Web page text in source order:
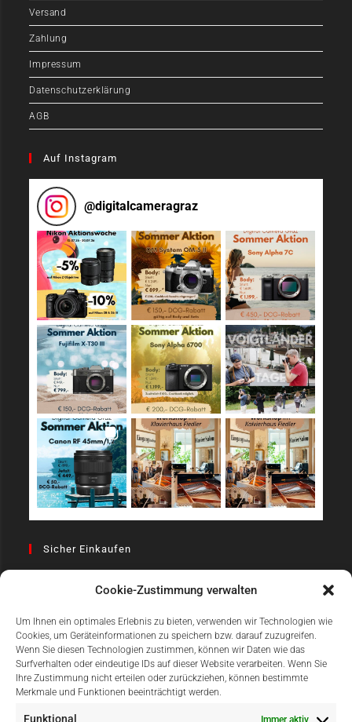
Cookie-Zustimmung verwalten
Um Ihnen ein optimales Erlebnis zu bieten, verwenden wir Technologien wie
Cookies, um Geräteinformationen zu speichern bzw. darauf zuzugreifen.
Wenn Sie diesen Technologien zustimmen, können wir Daten wie das
Surfverhalten oder eindeutige IDs auf dieser Website verarbeiten. Wenn Sie
Ihre Zustimmung nicht erteilen oder zurückziehen, können bestimmte
Merkmale und Funktionen beeinträchtigt werden.
Funktional Immer aktiv
Versand
Zahlung
Impressum
Datenschutzerklärung
AGB
Auf Instagram
@digitalcameragraz
Sicher Einkaufen
Einfach Online Bezahlen